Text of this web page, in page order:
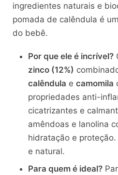
ingredientes naturais e
pomada de calêndula é
do bebê.
Por que ele é incrível?
zinco (12%)
calêndula e camomila
propriedades anti-
cicatrizantes e
amêndoas e lanolina
hidratação e
e natural.
Para quem é ideal?